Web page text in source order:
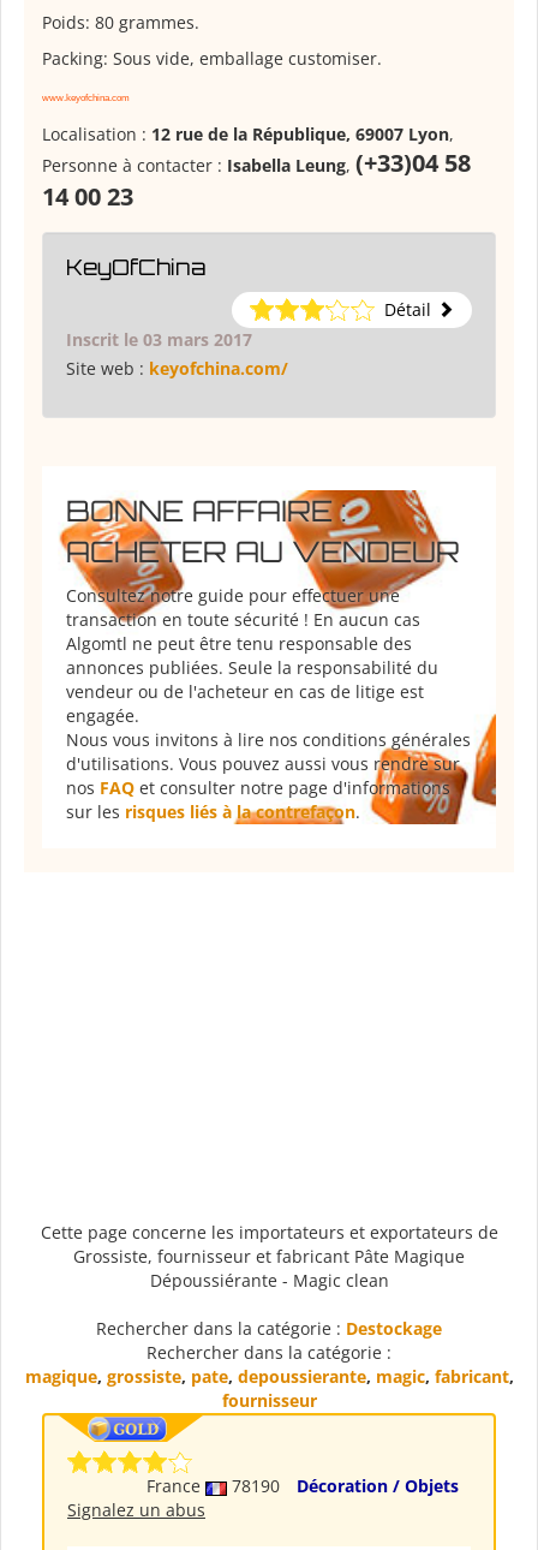
Poids: 80 grammes.
Packing: Sous vide, emballage customiser.
www.keyofchina.com
Localisation : 12 rue de la République, 69007 Lyon,
Personne à contacter : Isabella Leung, (+33)04 58
14 00 23
KeyOfChina
Détail
Inscrit le 03 mars 2017
Site web : keyofchina.com/
BONNE AFFAIRE :
ACHETER AU VENDEUR
Consultez notre guide pour effectuer une
transaction en toute sécurité ! En aucun cas
Algomtl ne peut être tenu responsable des
annonces publiées. Seule la responsabilité du
vendeur ou de l'acheteur en cas de litige est
engagée.
Nous vous invitons à lire nos conditions générales
d'utilisations. Vous pouvez aussi vous rendre sur
nos FAQ et consulter notre page d'informations
sur les risques liés à la contrefaçon.
Cette page concerne les importateurs et exportateurs de
Grossiste, fournisseur et fabricant Pâte Magique
Dépoussiérante - Magic clean
Rechercher dans la catégorie : Destockage
Rechercher dans la catégorie :
magique, grossiste, pate, depoussierante, magic, fabricant,
fournisseur
France 78190
Décoration / Objets
Signalez un abus